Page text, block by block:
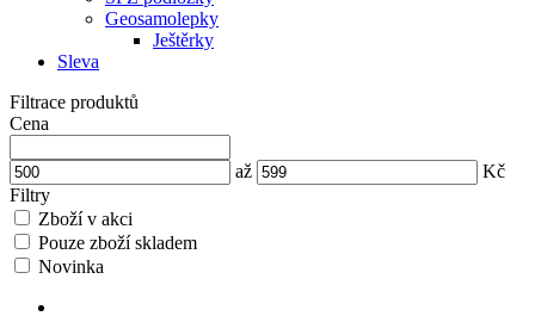
Geosamolepky
Ještěrky
Sleva
Filtrace produktů
Cena
až
Kč
Filtry
Zboží v akci
Pouze zboží skladem
Novinka